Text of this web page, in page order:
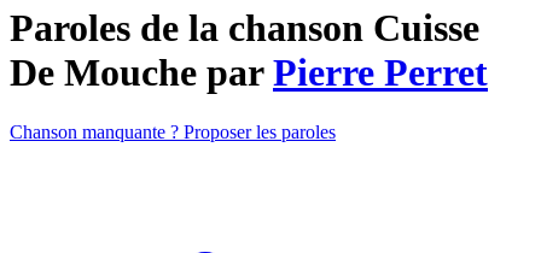
Paroles de la chanson Cuisse
De Mouche parPierre Perret
Chanson manquante ? Proposer les paroles